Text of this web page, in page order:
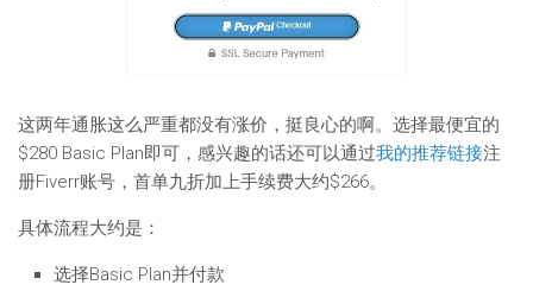
这两年通胀这么严重都没有涨价，挺良心的啊。选择最便宜的
$280 Basic Plan即可，感兴趣的话还可以通过我的推荐链接注
册Fiverr账号，首单九折加上手续费大约$266。
具体流程大约是：
选择Basic Plan并付款